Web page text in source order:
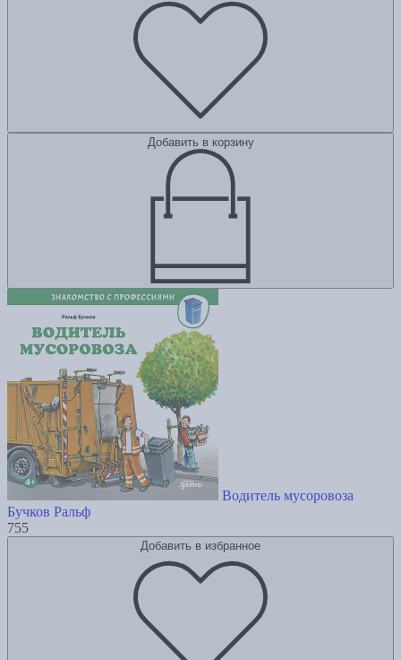
Добавить в корзину
Водитель мусоровоза
Бучков Ральф
755
Добавить в избранное